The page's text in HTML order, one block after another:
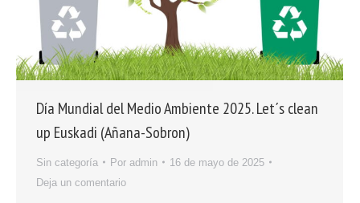
Día Mundial del Medio Ambiente 2025. Let´s clean
up Euskadi (Añana-Sobron)
Sin categoría Por admin
16 de mayo de 2025
Deja un comentario